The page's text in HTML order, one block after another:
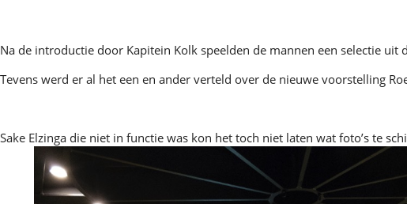
Na de introductie door Kapitein Kolk speelden de mannen een selectie
Tevens werd er al het een en ander verteld over de nieuwe voorstelling
Sake Elzinga die niet in functie was kon het toch niet laten wat foto’s te